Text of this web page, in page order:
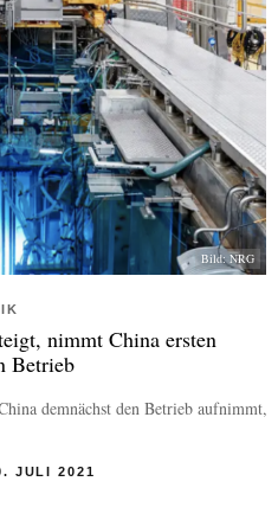
Bild: NRG
nimmt China ersten
Betrieb
demnächst den Betrieb aufnimmt,
JULI 2021